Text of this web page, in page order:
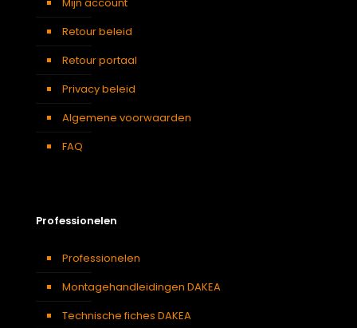
Retour beleid
Retour portaal
Privacy beleid
Algemene voorwaarden
FAQ
Professionelen
Professionelen
Montagehandleidingen DAKEA
Technische fiches DAKEA